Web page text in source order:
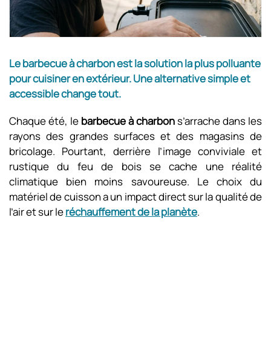
Le barbecue à charbon est la solution la plus polluante
pour cuisiner en extérieur. Une alternative simple et
accessible change tout.
Chaque été, le barbecue à charbons’arrache dans les
rayons des grandes surfaces et des magasins de
bricolage. Pourtant, derrière l’image conviviale et
rustique du feu de bois se cache une réalité
climatique bien moins savoureuse. Le choix du
matériel de cuisson a un impact direct sur la qualité de
l’air et sur leréchauffement de la planète.